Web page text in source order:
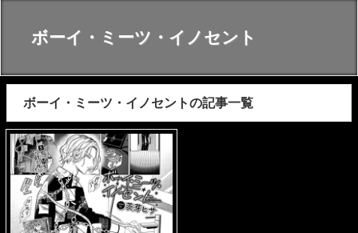
ボーイ・ミーツ・イノセント
ボーイ・ミーツ・イノセントの記事一覧